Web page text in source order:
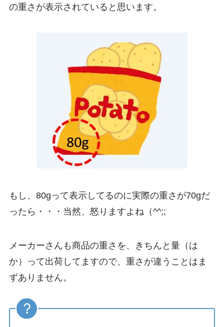
の重さが表示されていると思います。
もし、80gって表示してるのに実際の重さが70gだ
ったら・・・当然、怒りますよね（^^;;
メーカーさんも商品の重さを、きちんと量（は
か）って出荷してますので、重さが違うことはま
ずありません。